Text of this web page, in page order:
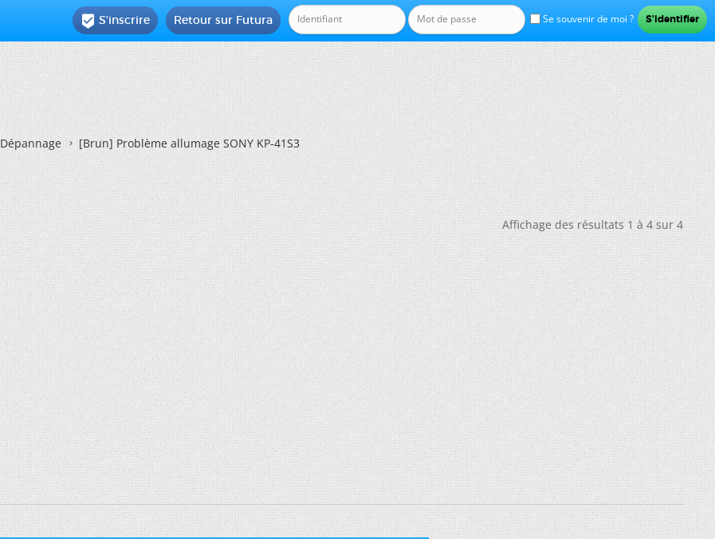
Se souvenir de moi ?
Retour sur Futura
 S'inscrire
Dépannage [Brun]Problème allumage SONY KP-41S3
Affichage des résultats 1 à 4 sur 4